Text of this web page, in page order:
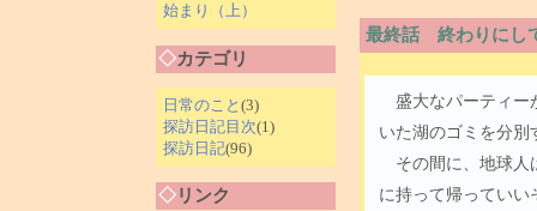
始まり（上）
◇カテゴリ
日常のこと (3)
探訪日記目次(1)
探訪日記(96)
◇リンク
最終話 終わりにし
盛大なパーティー
いた湖のゴミを分
その間に、地球人
に持って帰ってい